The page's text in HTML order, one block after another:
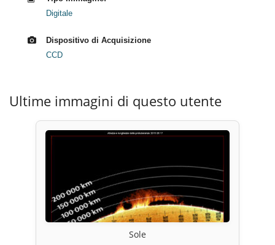
Digitale
Dispositivo di Acquisizione
CCD
Ultime immagini di questo utente
Sole